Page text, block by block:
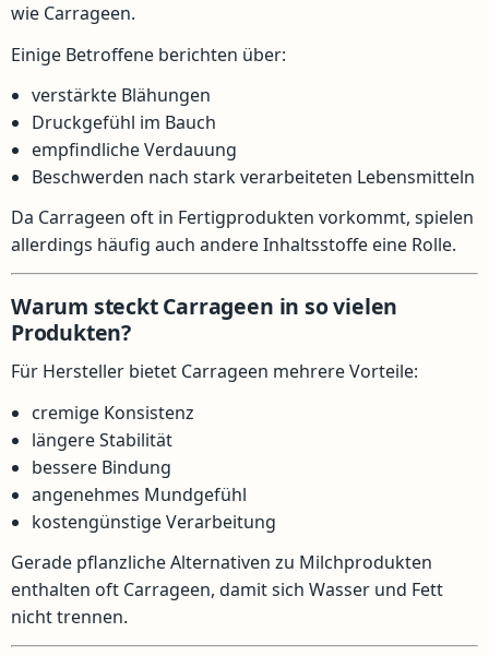
wie Carrageen.
Einige Betroffene berichten über:
verstärkte Blähungen
Druckgefühl im Bauch
empfindliche Verdauung
Beschwerden nach stark verarbeiteten Lebensmitteln
Da Carrageen oft in Fertigprodukten vorkommt, spielen
allerdings häufig auch andere Inhaltsstoffe eine Rolle.
Warum steckt Carrageen in so vielen
Produkten?
Für Hersteller bietet Carrageen mehrere Vorteile:
cremige Konsistenz
längere Stabilität
bessere Bindung
angenehmes Mundgefühl
kostengünstige Verarbeitung
Gerade pflanzliche Alternativen zu Milchprodukten
enthalten oft Carrageen, damit sich Wasser und Fett
nicht trennen.